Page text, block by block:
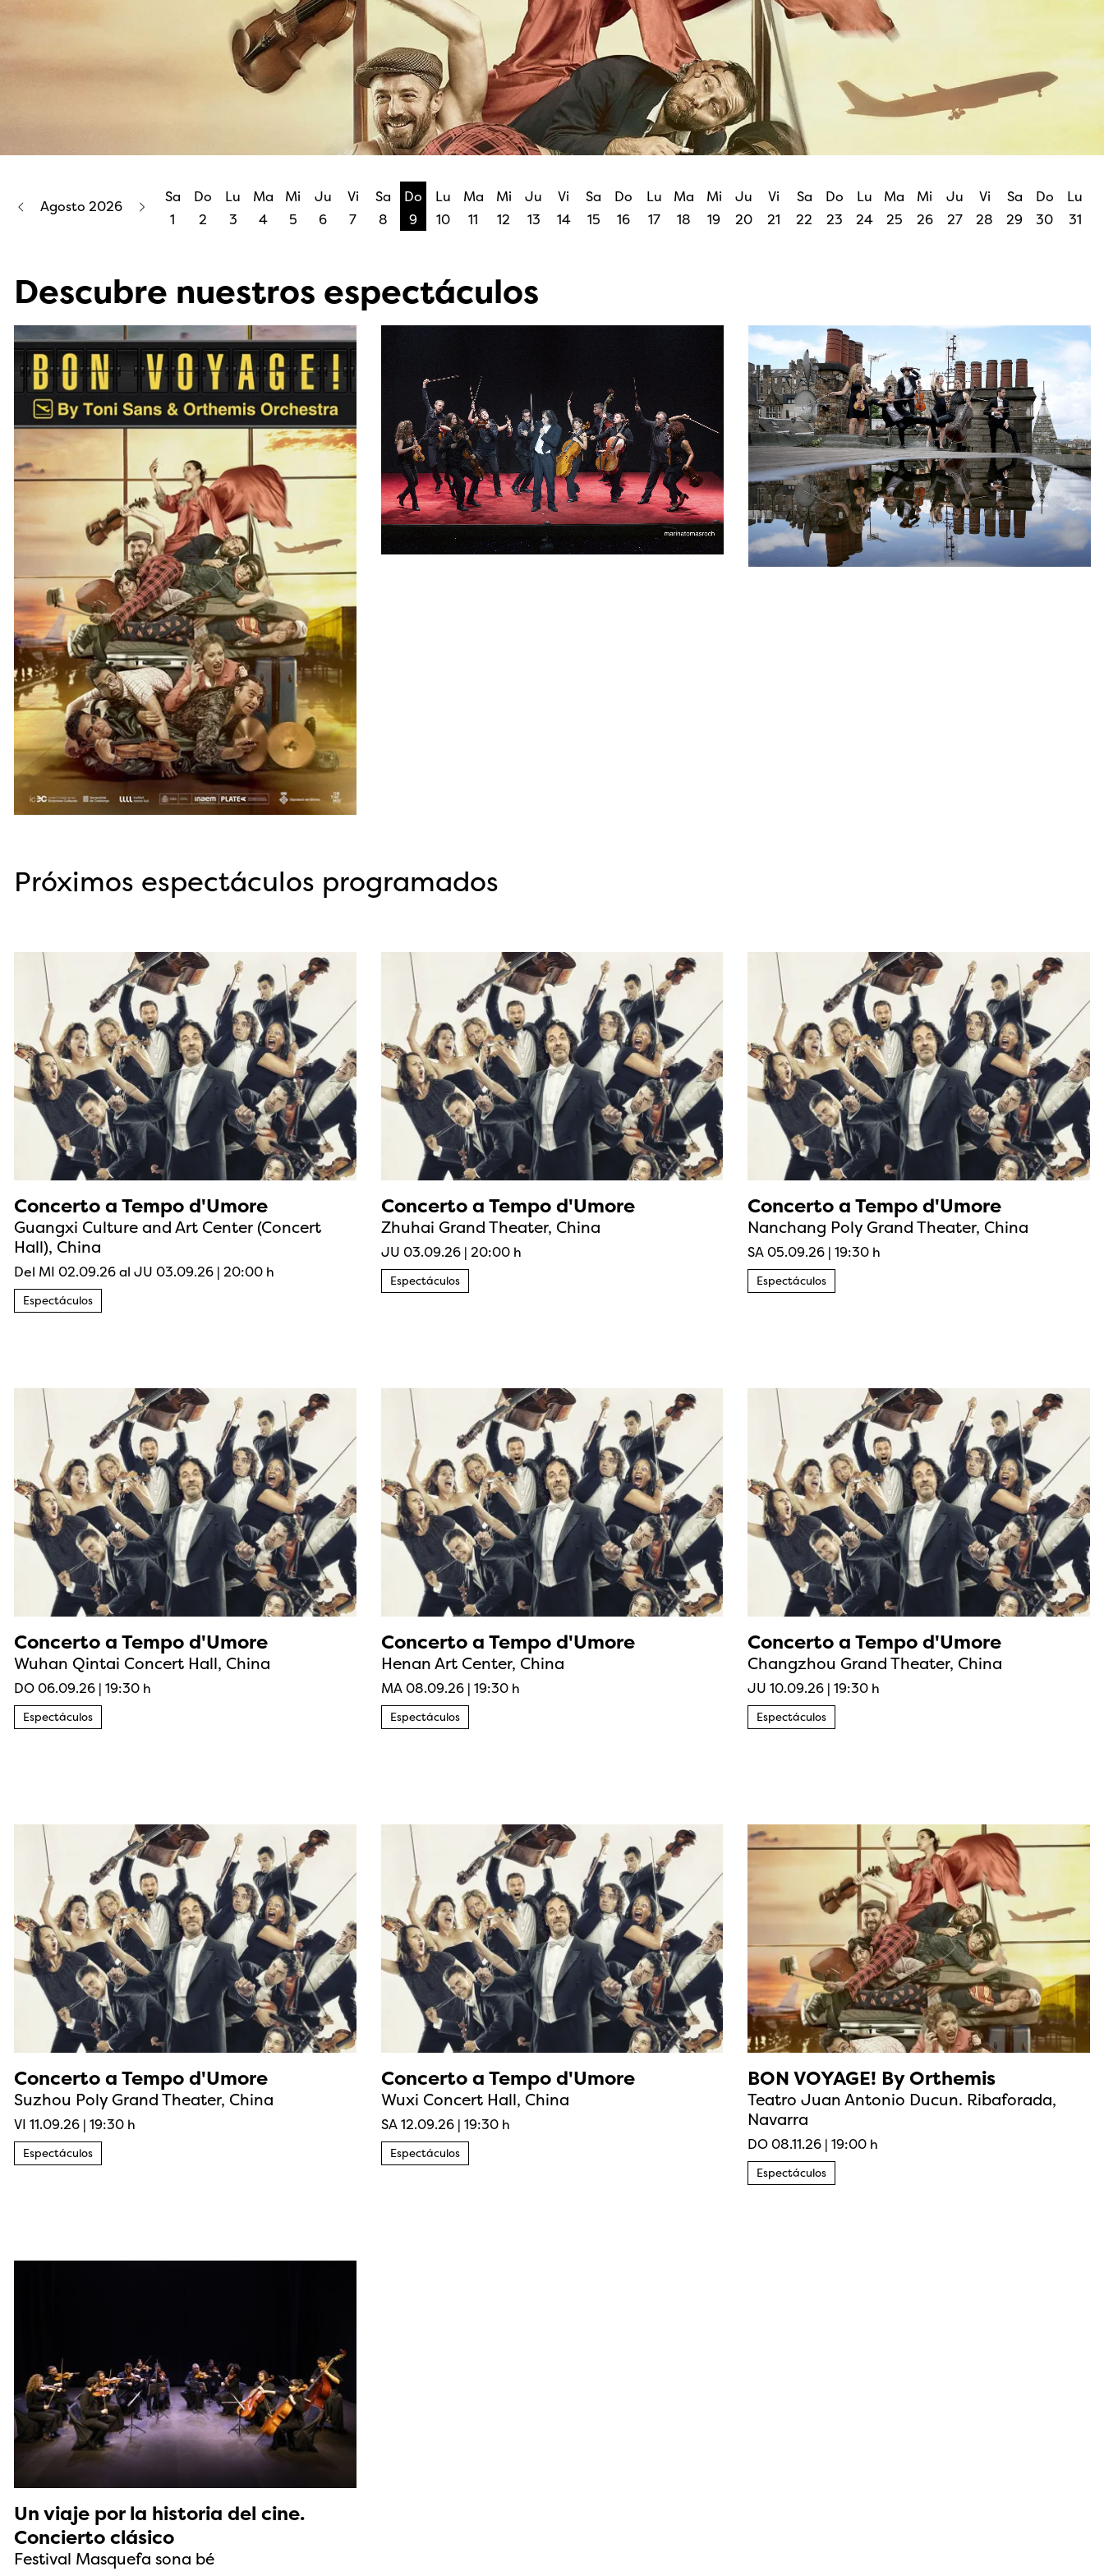
Agosto 2026
Sa
1
Do
2
Lu
3
Ma
4
Mi
5
Ju
6
Vi
7
Sa
8
Do
9
Lu
10
Ma
11
Mi
12
Ju
13
Vi
14
Sa
15
Do
16
Lu
17
Ma
18
Mi
19
Ju
20
Vi
21
Sa
22
Do
23
Lu
24
Ma
25
Mi
26
Ju
27
Vi
28
Sa
29
Do
30
Lu
31
Descubre nuestros espectáculos
Próximos espectáculos programados
Concerto a Tempo d'Umore
Guangxi Culture and Art Center (Concert
Hall), China
Del MI 02.09.26al JU 03.09.26 | 20:00 h
Espectáculos
Concerto a Tempo d'Umore
Zhuhai Grand Theater, China
JU 03.09.26| 20:00 h
Espectáculos
Concerto a Tempo d'Umore
Nanchang Poly Grand Theater, China
SA 05.09.26 |19:30 h
Espectáculos
Concerto a Tempo d'Umore
Wuhan Qintai Concert Hall, China
DO 06.09.26 | 19:30 h
Espectáculos
Concerto a Tempo d'Umore
Henan Art Center, China
MA 08.09.26| 19:30 h
Espectáculos
Concerto a Tempo d'Umore
Changzhou Grand Theater, China
JU 10.09.26 |19:30 h
Espectáculos
Concerto a Tempo d'Umore
Suzhou Poly Grand Theater, China
VI 11.09.26 | 19:30 h
Espectáculos
Concerto a Tempo d'Umore
Wuxi Concert Hall, China
SA 12.09.26| 19:30 h
Espectáculos
BON VOYAGE! By Orthemis
Teatro Juan Antonio Ducun. Ribaforada,
Navarra
DO 08.11.26 |19:00 h
Espectáculos
Un viaje por la historia del cine.
Concierto clásico
Festival Masquefa sona bé